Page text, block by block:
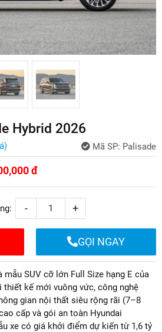
Hybrid 2026
) Mã SP: Palisade
đ
- +
GỌI NGAY
mẫu SUV cỡ lớn Full Size hạng E của
thiết kế mới vuông vức, công nghệ
gian nội thất siêu rộng rãi (7–8
cấp và gói an toàn Hyundai
xe có giá khởi điểm dự kiến từ 1,6 tỷ